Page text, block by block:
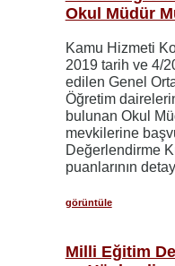
Okul Müdür
Kamu Hizmeti
2019 tarih ve 4/
edilen Genel
Öğretim
bulunan Okul
mevkilerine
Değerlendirme
puanlarının
görüntüle
Milli Eğitim